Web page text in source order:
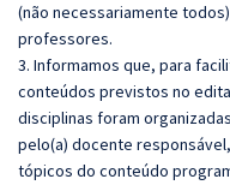
(não necessariamente
professores.
3. Informamos que, para
conteúdos previstos no
disciplinas foram
pelo(a) docente
tópicos do conteúdo